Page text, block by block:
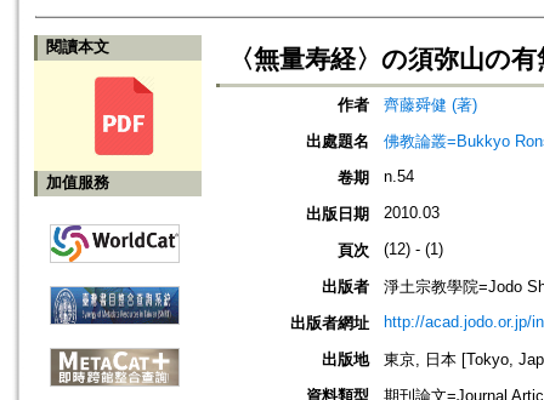
閱讀本文
加值服務
〈無量寿経〉の須弥山の
作者
齊藤舜健 (著)
出處題名
佛教論叢=Bukkyo
卷期
n.54
出版日期 2010.03
頁次 (12) - (1)
出版者
淨土宗教學院=Jodo
出版者網址
http://acad.jodo.or.jp/
出版地
東京, 日本 [Tokyo,
資料類型
期刊論文=Journal